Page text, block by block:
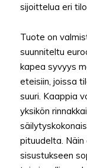
sijoittelua eri
Tuote on
suunniteltu
kapea syvyys
eteisiin, joissa
suuri. Kaappia
yksikön
pituudelta.
sisustukseen